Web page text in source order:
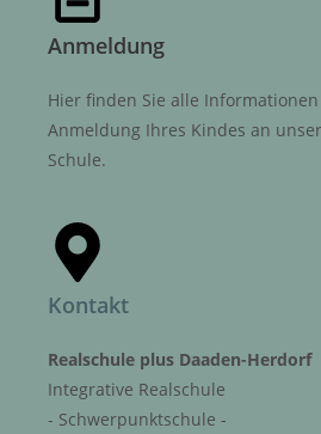
Anmeldung
Hier finden Sie alle
Anmeldung Ihres Kindes an
Schule.
Kontakt
Realschule plus Daaden-Herdorf
Integrative Realschule
- Schwerpunktschule -